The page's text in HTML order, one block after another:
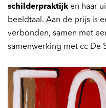
schilderpraktijken haar
beeldtaal. Aan de prijs is
verbonden, samen met
samenwerking met cc De